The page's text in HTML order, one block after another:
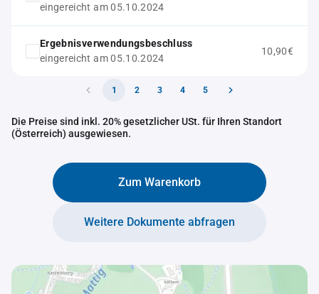
eingereicht am 05.10.2024
Ergebnisverwendungsbeschluss
eingereicht am 05.10.2024
10,90€
1 2 3 4 5
Die Preise sind inkl. 20% gesetzlicher USt. für Ihren Standort
(Österreich) ausgewiesen.
Zum Warenkorb
Weitere Dokumente abfragen